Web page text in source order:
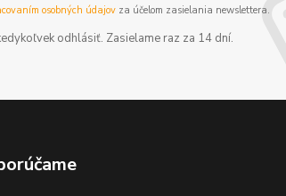
osobných údajovza účelom zasielania newslettera.
odhlásiť. Zasielame raz za 14 dní.